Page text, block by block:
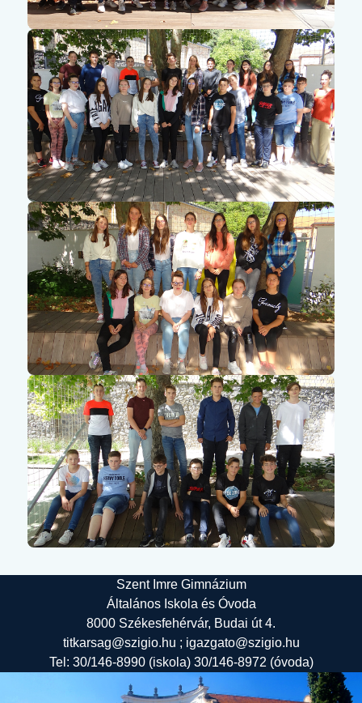
Szent Imre Gimnázium
Általános Iskola és Óvoda
8000 Székesfehérvár, Budai út 4.
titkarsag@szigio.hu ; igazgato@szigio.hu
Tel: 30/146-8990 (iskola) 30/146-8972 (óvoda)